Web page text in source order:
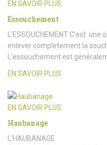
EN SAVOIR PLUS
Essouchement
L’ESSOUCHEMENT C’est
enlever complètement la
L’essouchement est
EN SAVOIR PLUS
EN SAVOIR PLUS
Haubanage
L’HAUBANAGE